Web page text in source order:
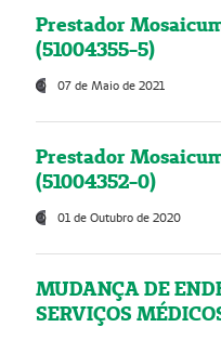
Prestador
(51004355-5)
07 de Maio de 2021
Prestador
(51004352-0)
01 de Outubro de 2020
MUDANÇA DE
SERVIÇOS